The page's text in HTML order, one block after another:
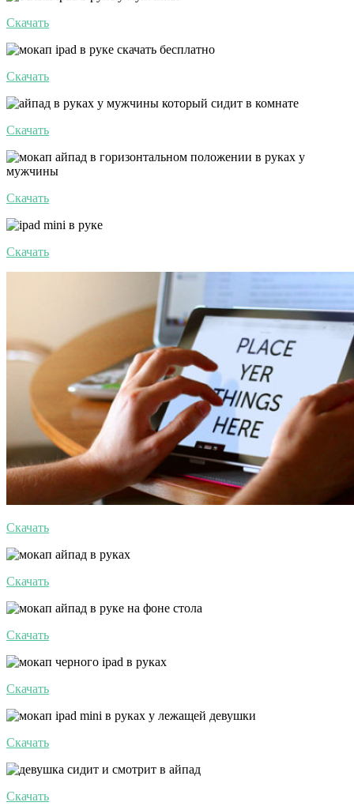
Скачать
Скачать
Скачать
Скачать
Скачать
Скачать
Скачать
Скачать
Скачать
Скачать
Скачать